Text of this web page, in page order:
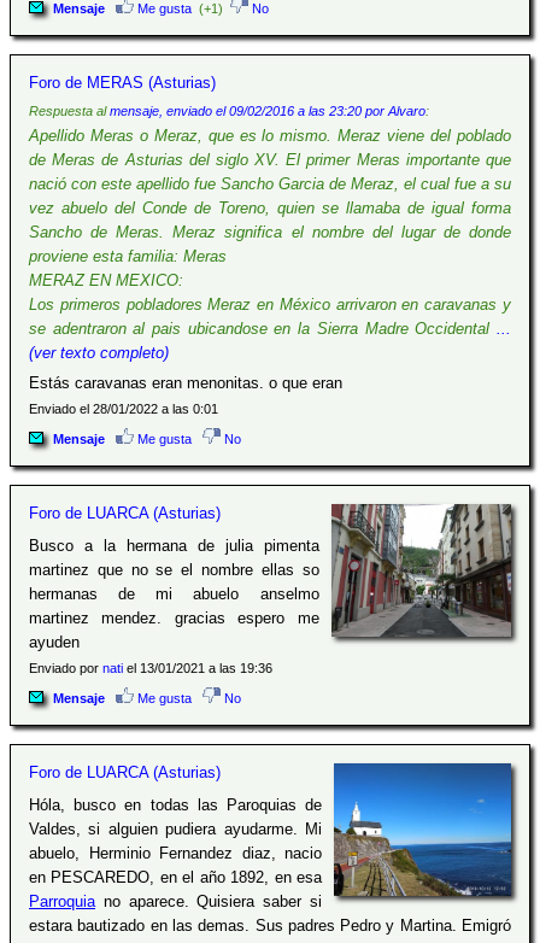
Mensaje Me gusta (+1) No
Foro de MERAS (Asturias)
Respuesta almensaje, enviado el 09/02/2016 a las 23:20 por Alvaro:
Apellido Meras o Meraz, que es lo mismo. Meraz viene del poblado
de Meras de Asturias del siglo XV. El primer Meras importante que
nació con este apellido fue Sancho Garcia de Meraz, el cual fue a su
vez abuelo del Conde de Toreno, quien se llamaba de igual forma
Sancho de Meras. Meraz significa el nombre del lugar de donde
proviene esta familia: Meras
MERAZ EN MEXICO:
Los primeros pobladores Meraz en México arrivaron en caravanas y
se adentraron al pais ubicandose en la Sierra Madre Occidental ...
(ver texto completo)
Estás caravanas eran menonitas. o que eran
Enviado el 28/01/2022 a las 0:01
Mensaje Me gusta No
Foro de LUARCA (Asturias)
Busco a la hermana de julia pimenta
martinez que no se el nombre ellas so
hermanas de mi abuelo anselmo
martinez mendez. gracias espero me
ayuden
Enviado por nati el 13/01/2021 a las 19:36
Mensaje Me gusta No
Foro de LUARCA (Asturias)
Hóla, busco en todas las Paroquias de
Valdes, si alguien pudiera ayudarme. Mi
abuelo, Herminio Fernandez diaz, nacio
en PESCAREDO, en el año 1892, en esa
Parroquiano aparece. Quisiera saber si
estara bautizado en las demas. Sus padres Pedro y Martina. Emigró